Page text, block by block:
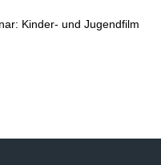
Kinder- und Jugendfilm